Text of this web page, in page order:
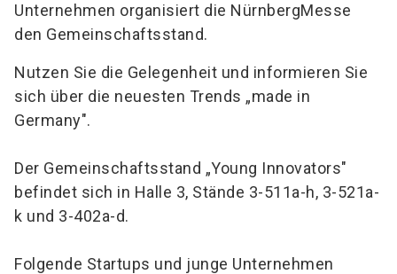
Unternehmen organisiert die NürnbergMesse
den Gemeinschaftsstand.
Nutzen Sie die Gelegenheit und informieren Sie
sich über die neuesten Trends „made in
Germany".
Der Gemeinschaftsstand „Young Innovators"
befindet sich in Halle 3, Stände 3-511a-h, 3-521a-
k und 3-402a-d.
Folgende Startups und junge Unternehmen